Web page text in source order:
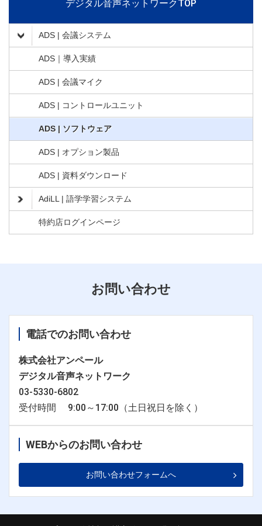
デジタル音声ネットワークTOP
ADS | 会議システム
ADS｜導入実績
ADS | 会議マイク
ADS | コントロールユニット
ADS | ソフトウェア
ADS | オプション製品
ADS | 資料ダウンロード
AdiLL | 語学学習システム
特約店ログインページ
お問い合わせ
電話でのお問い合わせ
株式会社アンペール
デジタル音声ネットワーク
03-5330-6802
受付時間 9:00～17:00（土日祝日を除く）
WEBからのお問い合わせ
お問い合わせフォームへ